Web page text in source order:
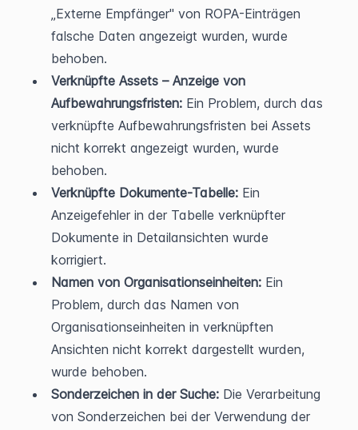
„Externe Empfänger" von ROPA-Einträgen
falsche Daten angezeigt wurden, wurde
behoben.
Verknüpfte Assets – Anzeige von
Aufbewahrungsfristen: Ein Problem, durch das
verknüpfte Aufbewahrungsfristen bei Assets
nicht korrekt angezeigt wurden, wurde
behoben.
Verknüpfte Dokumente-Tabelle: Ein
Anzeigefehler in der Tabelle verknüpfter
Dokumente in Detailansichten wurde
korrigiert.
Namen von Organisationseinheiten: Ein
Problem, durch das Namen von
Organisationseinheiten in verknüpften
Ansichten nicht korrekt dargestellt wurden,
wurde behoben.
Sonderzeichen in der Suche: Die Verarbeitung
von Sonderzeichen bei der Verwendung der